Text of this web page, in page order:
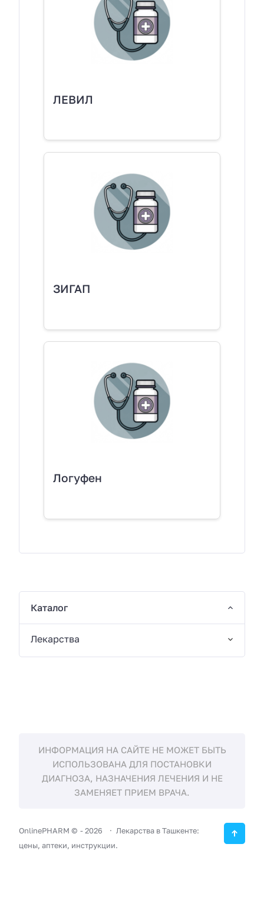
ЛЕВИЛ
ЗИГАП
Логуфен
Каталог
Лекарства
ИНФОРМАЦИЯ НА САЙТЕ НЕ МОЖЕТ БЫТЬ
ИСПОЛЬЗОВАНА ДЛЯ ПОСТАНОВКИ
ДИАГНОЗА, НАЗНАЧЕНИЯ ЛЕЧЕНИЯ И НЕ
ЗАМЕНЯЕТ ПРИЕМ ВРАЧА.
OnlinePHARM © -2026
Лекарства в Ташкенте:
цены, аптеки, инструкции.